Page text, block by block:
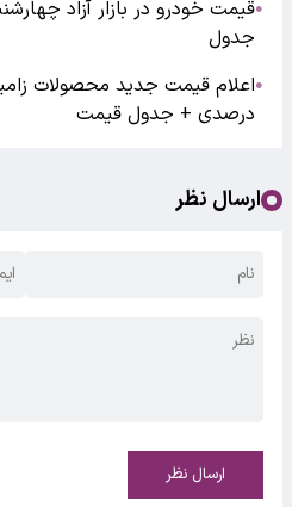
●
جدول
●
درصدی + جدول قیمت
ارسال نظر
ارسال نظر